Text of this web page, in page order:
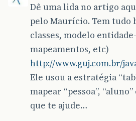
Dê uma lida no artigo
pelo Maurício. Tem tudo
classes, modelo
mapeamentos, etc)
http://www.guj.com.br/
Ele usou a estratégia
mapear “pessoa”,
que te ajude…